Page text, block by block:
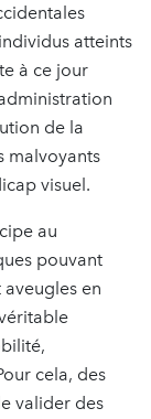
atteints
à ce jour
de la
malvoyants
visuel.
au
pouvant
en
cela, des
valider des